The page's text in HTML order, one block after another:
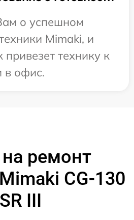
о успешном
Mimaki, и
технику к
в офис.
ремонт
CG-130
SR III